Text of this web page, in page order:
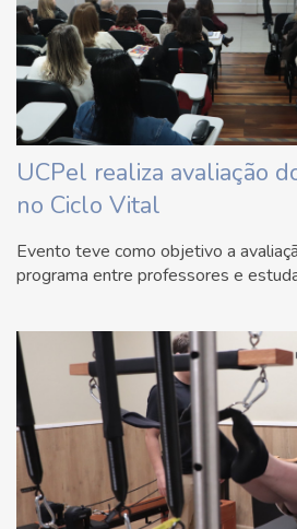
UCPel realiza avaliação
no Ciclo Vital
Evento teve como objetivo a
programa entre professores e